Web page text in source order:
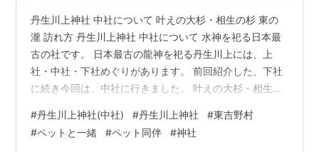
丹生川上神社 中社について 叶えの大杉・相生の杉 東の
瀧 訪れ方 丹生川上神社 中社について 水神を祀る日本最
古の社です。 日本最古の龍神を祀る丹生川上には、上
社・中社・下社めぐりがあります。 前回紹介した、下社
に続き今回は、中社に行きました。 叶えの大杉・相生の
両手を当て心の願い事をする 相生の杉・・樹齢約800年
杉の大木が相対するように真直に聳え立っています。夫
#丹生川上神社(中社) #丹生川上神社 #東吉野村
#ペットと一緒 #ペット同伴 #神社